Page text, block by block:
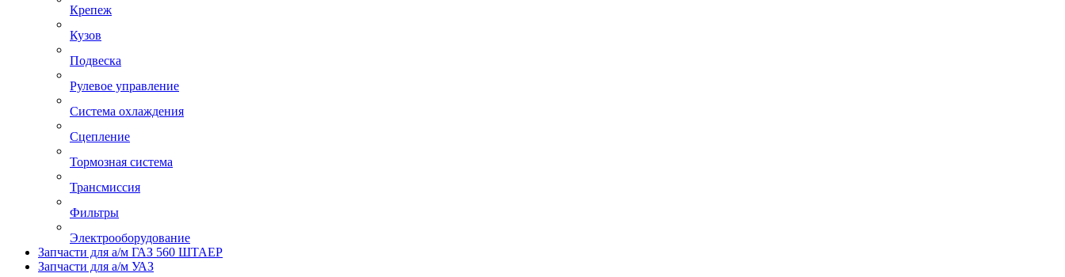
Крепеж
Кузов
Подвеска
Рулевое управление
Система охлаждения
Сцепление
Тормозная система
Трансмиссия
Фильтры
Электрооборудование
Запчасти для а/м ГАЗ 560 ШТАЕР
Запчасти для а/м УАЗ